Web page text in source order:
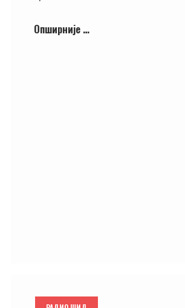
Опширније …